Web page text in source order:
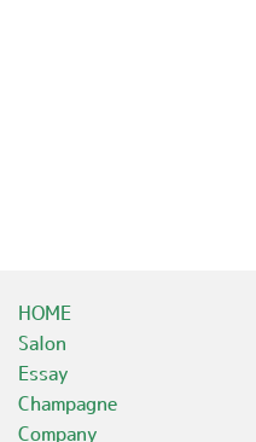
HOME
Salon
Essay
Champagne
Company